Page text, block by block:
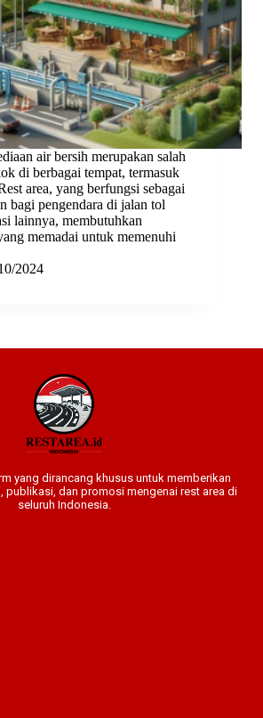
air bersih merupakan salah
di berbagai tempat, termasuk
area, yang berfungsi sebagai
bagi pengendara di jalan tol
lainnya, membutuhkan
memadai untuk memenuhi
2024
yang dirancang khusus untuk memberikan
publikasi, dan promosi mengenai rest area di
seluruh Indonesia.